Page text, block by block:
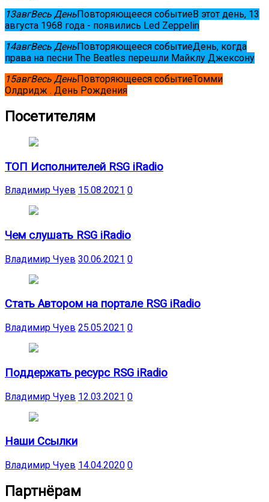
13авгВесь ДеньПовторяющееся событиеВ этот день, 13
августа 1968 года - появились Led Zeppelin
14авгВесь ДеньПовторяющееся событиеДень, когда
права на песни The Beatles перешли Майклу Джексону
15авгВесь ДеньПовторяющееся событиеТомми
Олдридж . День Рождения
Посетителям
ТОП Исполнителей RSG iRadio
Владимир Чуев 15.08.2021 0
Чем слушать RSG iRadio
Владимир Чуев 30.06.2021 0
Стать Автором на портале RSG iRadio
Владимир Чуев 25.05.2021 0
Поддержать ресурс RSG iRadio
Владимир Чуев 12.03.2021 0
Наши Ссылки
Владимир Чуев 14.04.2020 0
Партнёрам